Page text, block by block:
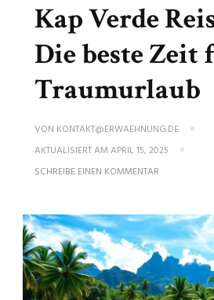
Kap Verde
Die beste
Traumurlaub
VON KONTAKT@ERWAEHNUNG.DE
AKTUALISIERT AM APRIL 15, 2025
SCHREIBE EINEN KOMMENTAR
REISEZEIT:
DIE
BESTE
ZEIT
FÜR
IHREN